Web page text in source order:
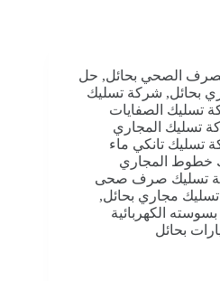
الصحي بحائل, حل
بحائل, شركة تسليك
تسليك الصفايات
تسليك المجاري
تسليك تانكي ماء
خطوط المجاري
تسليك صرف صحى
مجاري بحائل,
الكهربائية
بحائل